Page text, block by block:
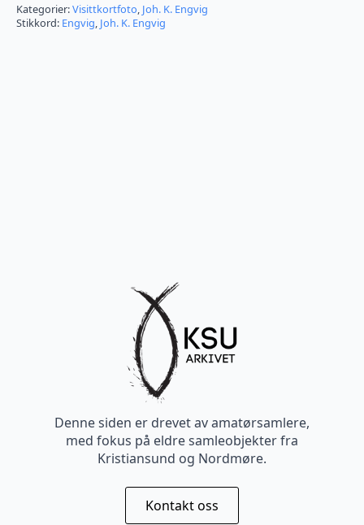
Kategorier:Visittkortfoto, Joh. K. Engvig
Stikkord: Engvig, Joh. K. Engvig
Denne siden er drevet av amatørsamlere,
med fokus på eldre samleobjekter fra
Kristiansund og Nordmøre.
Kontakt oss